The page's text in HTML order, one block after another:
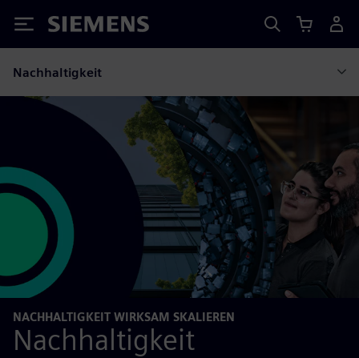
Siemens
Nachhaltigkeit
NACHHALTIGKEIT WIRKSAM SKALIEREN
Nachhaltigkeit